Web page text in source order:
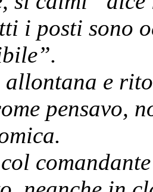
i posti sono
allontana e
pensavo,
comandante